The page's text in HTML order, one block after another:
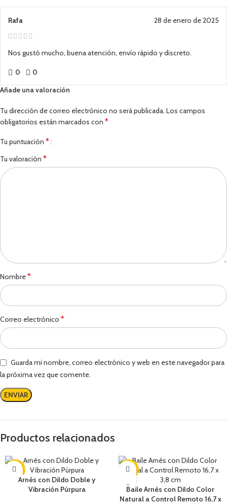
Rafa 28 de enero de 2025
Nos gustó mucho, buena atención, envío rápido y discreto.
0
0
Añade una valoración
Tu dirección de correo electrónico no será publicada. Los campos
obligatorios están marcados con *
Tu puntuación *
Tu valoración *
Nombre*
Correo electrónico *
Guarda mi nombre, correo electrónico y web en este navegador para
la próxima vez que comente.
Productos relacionados
-9%
Arnés con Dildo Doble y
Vibración Púrpura
-11%
Baile Arnés con Dildo Color
Natural a Control Remoto 16,7 x